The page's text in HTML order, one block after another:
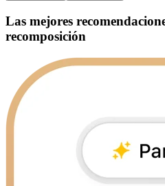
Las mejores
recomposición